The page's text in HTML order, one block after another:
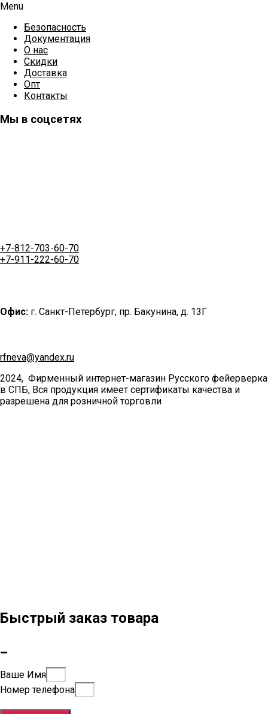
Menu
Безопасность
Документация
О нас
Скидки
Доставка
Опт
Контакты
Мы в соцсетях
+7-812-703-60-70
+7-911-222-60-70
Офис: г. Санкт-Петербург, пр. Бакунина, д. 13Г
rfneva@yandex.ru
2024, Фирменный интернет-магазин Русского фейерверка
в СПБ, Вся продукция имеет сертификаты качества и
разрешена для розничной торговли
Быстрый заказ товара
Ваше Имя
Номер телефона